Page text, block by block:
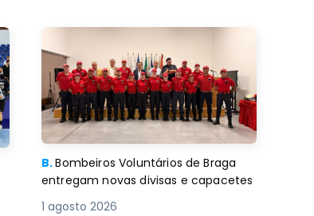
B.Bombeiros Voluntários de Braga
entregam novas divisas e capacetes
1 agosto 2026